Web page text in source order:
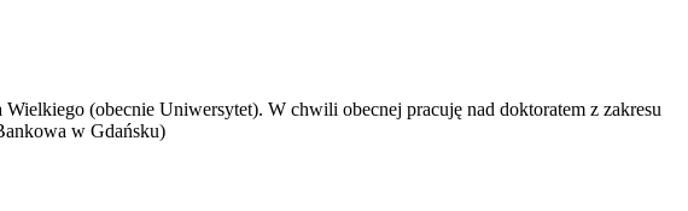
(obecnie Uniwersytet). W chwili obecnej pracuję nad doktoratem z zakresu
w Gdańsku)